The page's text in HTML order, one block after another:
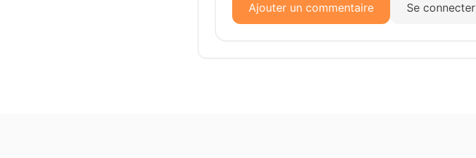
Ajouter un commentaire Se connecter